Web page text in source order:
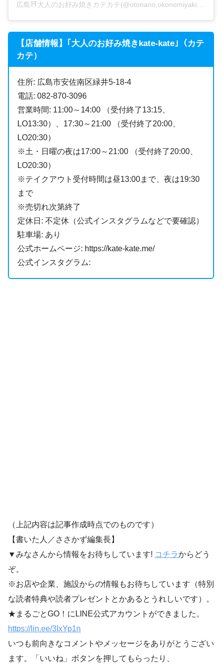
【店舗情報】｢大人のお好み焼きkate-kate｣（カテ
カテ）
住所: 広島市安佐南区緑井5-18-4
電話: 082-870-3096
営業時間: 11:00～14:00 （受付終了13:15、
LO13:30）、17:30～21:00 （受付終了20:00、
LO20:30）
※土・日曜の夜は17:00～21:00 （受付終了20:00、
LO20:30）
※テイクアウト受付時間は昼13:00まで、夜は19:30
まで
※売切れ次第終了
定休日: 不定休（公式インスタグラムなどで要確認）
駐車場: あり
公式ホームページ: https://kate-kate.me/
公式インスタグラム:
（上記内容は記事作成時点でのものです）
【書いた人／ささかず編集長】
▼みなさんから情報をお待ちしています! コチラからどう
ぞ。
※お店や企業、施設からの情報もお待ちしています（特別
な読者特典や読者プレゼントとかあるとうれしいです）。
★まるごとGO！にLINE公式アカウントができました。
https://lin.ee/3IxYp1n
いつも前向きなコメントやメッセージをありがとうござい
ます。「いいね」ボタンを押してもらったり、